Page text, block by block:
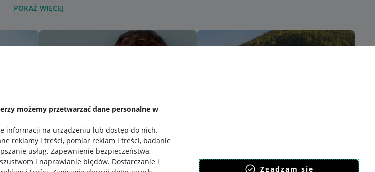
możemy przetwarzać dane personalne w
informacji na urządzeniu lub dostęp do nich.
reklamy i treści, pomiar reklam i treści, badanie
usług. Zapewnienie bezpieczeństwa,
i naprawianie błędów. Dostarczanie i
Zgadzam się
POKAŻ WIĘCEJ